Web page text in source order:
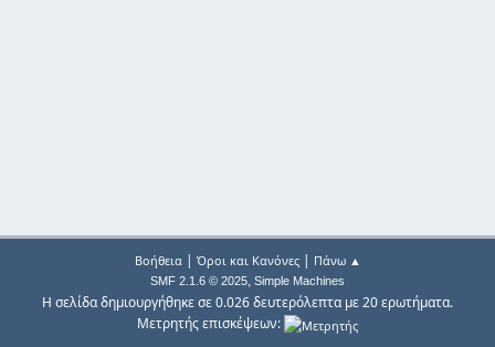
Βοήθεια| Όροι και Κανόνες| Πάνω ▲
SMF 2.1.6 © 2025, Simple Machines
Η σελίδα δημιουργήθηκε σε 0.026 δευτερόλεπτα με 20 ερωτήματα.
Μετρητής επισκέψεων: